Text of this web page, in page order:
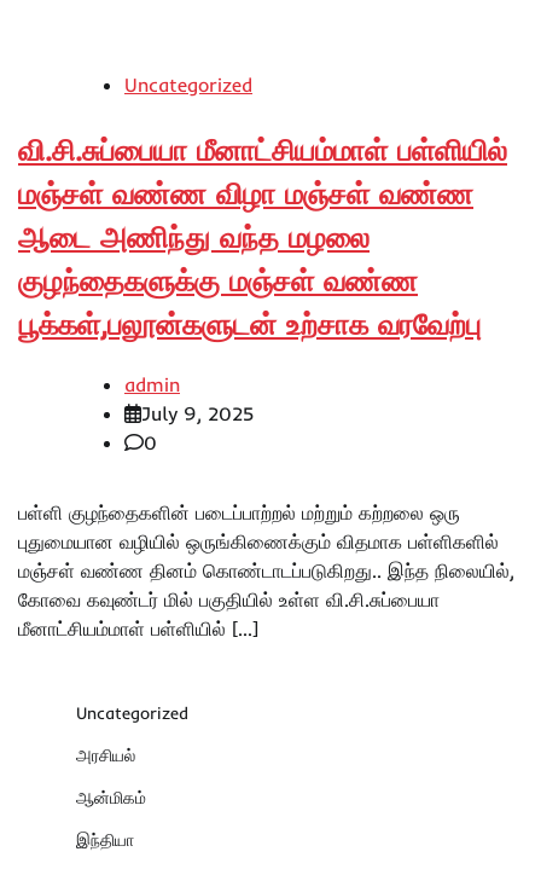
Uncategorized
வி.சி.சுப்பையா மீனாட்சியம்மாள் பள்ளியில்
மஞ்சள் வண்ண விழா மஞ்சள் வண்ண
ஆடை அணிந்து வந்த மழலை
குழந்தைகளுக்கு மஞ்சள் வண்ண
பூக்கள்,பலூன்களுடன் உற்சாக வரவேற்பு
admin
July 9, 2025
0
பள்ளி குழந்தைகளின் படைப்பாற்றல் மற்றும் கற்றலை ஒரு
புதுமையான வழியில் ஒருங்கிணைக்கும் விதமாக பள்ளிகளில்
மஞ்சள் வண்ண தினம் கொண்டாடப்படுகிறது.. இந்த நிலையில்,
கோவை கவுண்டர் மில் பகுதியில் உள்ள வி.சி.சுப்பையா
மீனாட்சியம்மாள் பள்ளியில் […]
Uncategorized
அரசியல்
ஆன்மிகம்
இந்தியா